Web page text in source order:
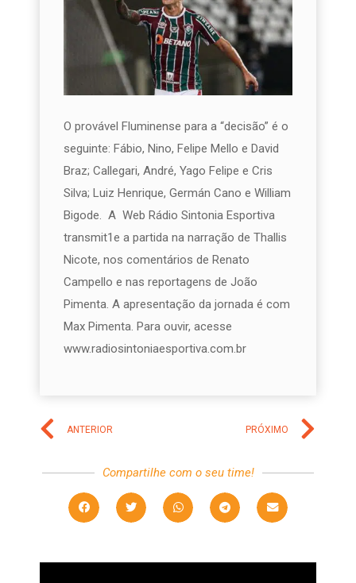
O provável Fluminense para a “decisão” é o
seguinte: Fábio, Nino, Felipe Mello e David
Braz; Callegari, André, Yago Felipe e Cris
Silva; Luiz Henrique, Germán Cano e William
Bigode. A Web Rádio Sintonia Esportiva
transmit1e a partida na narração de Thallis
Nicote, nos comentários de Renato
Campello e nas reportagens de João
Pimenta. A apresentação da jornada é com
Max Pimenta. Para ouvir, acesse
www.radiosintoniaesportiva.com.br
ANTERIOR PRÓXIMO
Compartilhe com o seu time!